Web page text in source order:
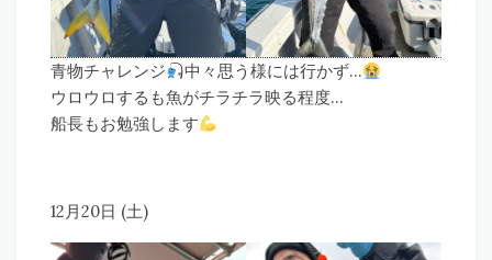
青物チャレンジ
中々思う様には行かず…
ウロウロするも魚がチラチラ映る程度…
船長もお勉強します
12月20日 (土)